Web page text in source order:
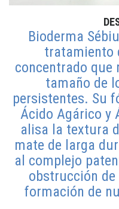
Bioderma
tratamiento
concentrado que
tamaño de
persistentes. Su
Ácido Agárico y
alisa la textura
mate de larga
al complejo
obstrucción
formación de